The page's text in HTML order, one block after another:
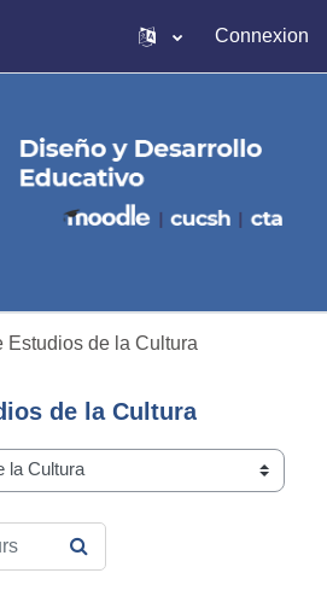
Connexion
Estudios de la Cultura
de la Cultura
RECHERCHER DES COURS